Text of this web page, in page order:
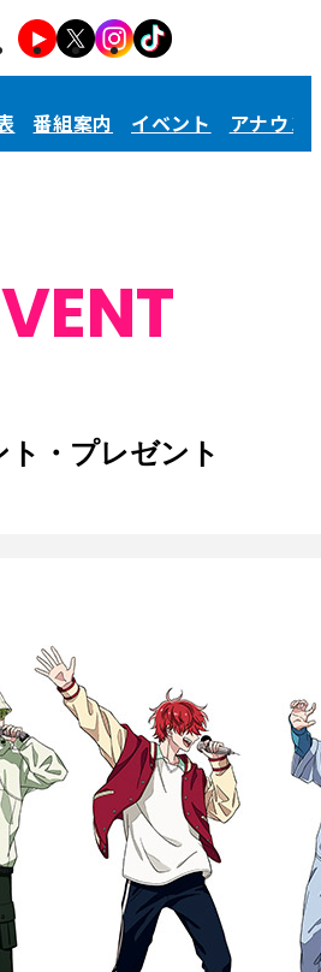
番組案内 イベント アナウン
ト・プレゼント